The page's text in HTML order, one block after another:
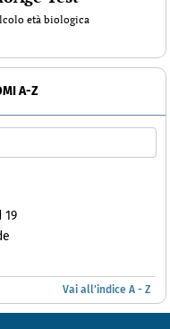
età biologica
A-Z
19
Vai all'indice A - Z